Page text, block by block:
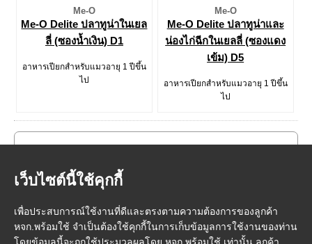
เว็บไซต์นี้ใช้คุกกี้
เพื่อประสบการณ์ใช้งานที่ดีและตรงตามความต้องการของลูกค้า
หจก.พร้อมใช้ จำเป็นต้องใช้คุกกี้ในการเก็บข้อมูลการใช้งานของท่าน
Me-O
Me-O Delite ปลาทูน่าในเยล
ลี่ (ซองน้ำเงิน) D1
อาหารเปียกสำหรับแมวอายุ 1 ปีขึ้น
ไป
Me-O
Me-O Delite ปลาทูน่าและ
น่องไก่ฉีกในเยลลี่ (ซองแดง
เข้ม) D5
อาหารเปียกสำหรับแมวอายุ 1 ปีขึ้น
ไป